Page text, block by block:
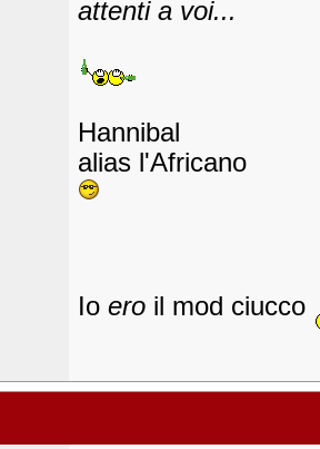
attenti a voi...
Hannibal
alias l'Africano
Io ero il mod ciucco